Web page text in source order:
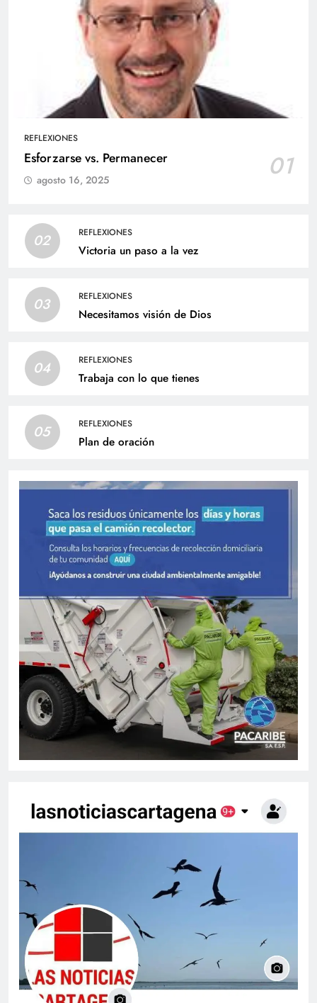
REFLEXIONES
Esforzarse vs. Permanecer 01
agosto 16, 2025
02 REFLEXIONES
Victoria un paso a la vez
03 REFLEXIONES
Necesitamos visión de Dios
04 REFLEXIONES
Trabaja con lo que tienes
05 REFLEXIONES
Plan de oración